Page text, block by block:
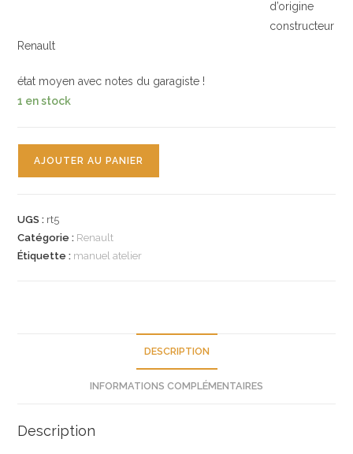
d’origine
constructeur
Renault
état moyen avec notes du garagiste !
1 en stock
MR68
renault
AJOUTER AU PANIER
UGS : rt5
Catégorie : Renault
Étiquette : manuel atelier
DESCRIPTION
INFORMATIONS COMPLÉMENTAIRES
Description